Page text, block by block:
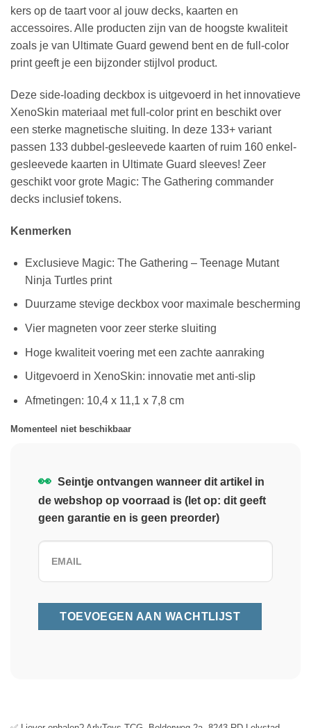
kers op de taart voor al jouw decks, kaarten en
accessoires. Alle producten zijn van de hoogste kwaliteit
zoals je van Ultimate Guard gewend bent en de full-color
print geeft je een bijzonder stijlvol product.
Deze side-loading deckbox is uitgevoerd in het innovatieve
XenoSkin materiaal met full-color print en beschikt over
een sterke magnetische sluiting. In deze 133+ variant
passen 133 dubbel-gesleevede kaarten of ruim 160 enkel-
gesleevede kaarten in Ultimate Guard sleeves! Zeer
geschikt voor grote Magic: The Gathering commander
decks inclusief tokens.
Kenmerken
Exclusieve Magic: The Gathering – Teenage Mutant
Ninja Turtles print
Duurzame stevige deckbox voor maximale bescherming
Vier magneten voor zeer sterke sluiting
Hoge kwaliteit voering met een zachte aanraking
Uitgevoerd in XenoSkin: innovatie met anti-slip
Afmetingen: 10,4 x 11,1 x 7,8 cm
Momenteel niet beschikbaar
👀 Seintje ontvangen wanneer dit artikel in
de webshop op voorraad is (let op: dit geeft
geen garantie en is geen preorder)